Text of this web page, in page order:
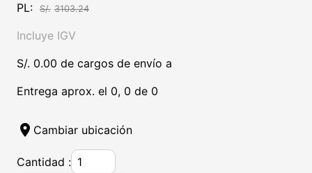
PL: S/. 3103.24
Incluye IGV
S/. 0.00 de cargos de envío a
Entrega aprox. el 0, 0 de 0
location_on Cambiar ubicación
Cantidad :